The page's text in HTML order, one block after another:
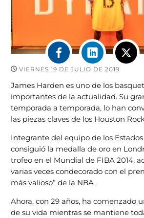
VIERNES 19 DE JULIO DE 2019
James Harden es uno de los
importantes de la actualidad. Su
temporada a temporada, lo han
las piezas claves de los Houston
Integrante del equipo de los
consiguió la medalla de oro en
trofeo en el Mundial de FIBA 2014,
varias veces condecorado con el
más valioso” de la NBA.
Ahora, con 29 años, ha comenzado
de su vida mientras se mantiene